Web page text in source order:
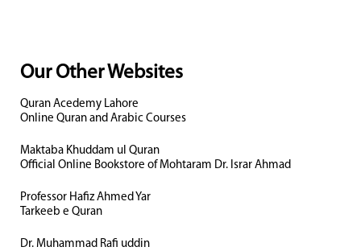
Our Other Websites
Quran Acedemy Lahore
Online Quran and Arabic Courses
Maktaba Khuddam ul Quran
Official Online Bookstore of Mohtaram Dr. Israr Ahmad
Professor Hafiz Ahmed Yar
Tarkeeb e Quran
Dr. Muhammad Rafi uddin